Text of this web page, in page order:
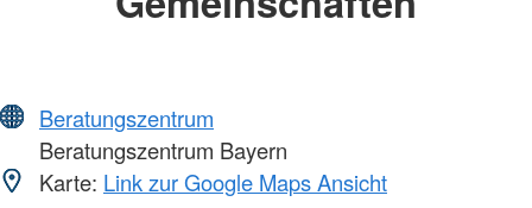
Beratungszentrum
Beratungszentrum Bayern
Karte: Link zur Google Maps Ansicht